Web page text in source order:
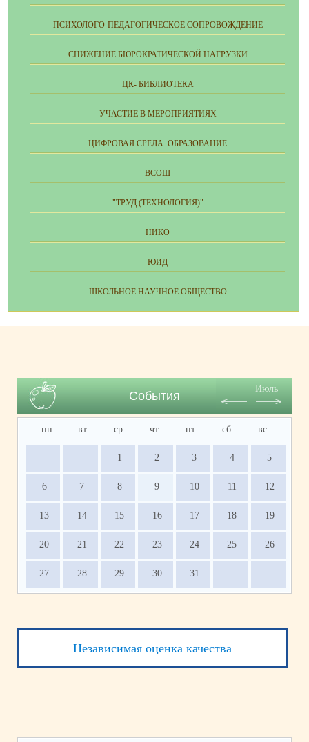
ПСИХОЛОГО-ПЕДАГОГИЧЕСКОЕ СОПРОВОЖДЕНИЕ
СНИЖЕНИЕ БЮРОКРАТИЧЕСКОЙ НАГРУЗКИ
ЦК- БИБЛИОТЕКА
УЧАСТИЕ В МЕРОПРИЯТИЯХ
ЦИФРОВАЯ СРЕДА. ОБРАЗОВАНИЕ
ВСОШ
"ТРУД (ТЕХНОЛОГИЯ)"
НИКО
ЮИД
ШКОЛЬНОЕ НАУЧНОЕ ОБЩЕСТВО
События
Июль
пн вт ср чт пт сб вс
1 2 3 4 5
6 7 8 9 10 11 12
13 14 15 16 17 18 19
20 21 22 23 24 25 26
27 28 29 30 31
Независимая оценка качества